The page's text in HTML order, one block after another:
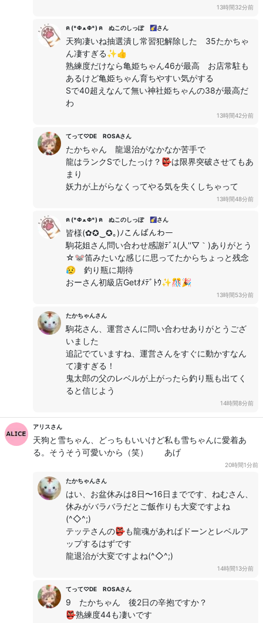
13時間32分前
ฅ (*Φ ﻌ Φ*) ฅ ぬこのしっぽ 🌠さん
天狗凄いね抽選潰し常習犯解除した 35たかちゃ
ん凄すぎる✨👍
熟練度だけなら亀姫ちゃん46が最高 お店常駐も
あるけど亀姫ちゃん育ちやすい気がする
Sで40超えなんて無い神社姫ちゃんの38が最高だ
わ
13時間42分前
てって♡DE ROSAさん
たかちゃん 龍退治がなかなか苦手で
龍はランクSでしたっけ？👺は限界突破させてもあ
まり
妖力が上がらなくってやる気を失くしちゃって
13時間48分前
ฅ (*Φ ﻌ Φ*) ฅ ぬこのしっぽ 🌠さん
皆様(✿✪‿✪｡)ﾉこんばんわー
駒花姐さん問い合わせ感謝ﾃﾞｽ(人''▽｀)ありがとう
☆🐭笛みたいな感じに思ってたからちょっと残念
😥 釣り瓶に期待
おーさん初級店Getｵﾒﾃﾞﾄｳ✨🎊🎉
13時間53分前
たかちゃんさん
駒花さん、運営さんに問い合わせありがとうござ
いました
追記でていますね、運営さんをすぐに動かすなん
て凄すぎる！
鬼太郎の父のレベルが上がったら釣り瓶も出てく
ると信じよう
14時間8分前
アリスさん
天狗と雪ちゃん、どっちもいいけど私も雪ちゃんに愛着あ
る。そうそう可愛いから（笑） あげ
20時間1分前
たかちゃんさん
はい、お盆休みは8日〜16日までです、ねむさん、
休みがバラバラだとご飯作りも大変ですよね
(^◇^;)
テッテさんの👺も龍魂があればドーンとレベルア
ップするはずです
龍退治が大変ですよね(^◇^;)
14時間13分前
てって♡DE ROSAさん
9 たかちゃん 後2日の辛抱ですか？
👺熟練度44も凄いです